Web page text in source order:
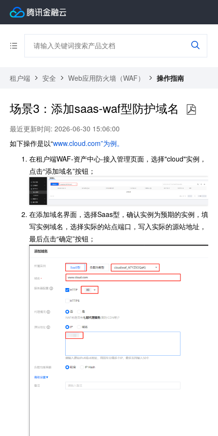
租户端 安全 Web应用防火墙（WAF） 操作指南
场景3：添加saas-waf型防护域名
最近更新时间: 2026-06-30 15:06:00
如下操作是以“www.cloud.com”为例。
在租户端WAF-资产中心-接入管理页面，选择"cloud"实例，
点击“添加域名”按钮；
在添加域名界面，选择Saas型，确认实例为预期的实例，填
写实例域名，选择实际的站点端口，写入实际的源站地址，
最后点击“确定”按钮；